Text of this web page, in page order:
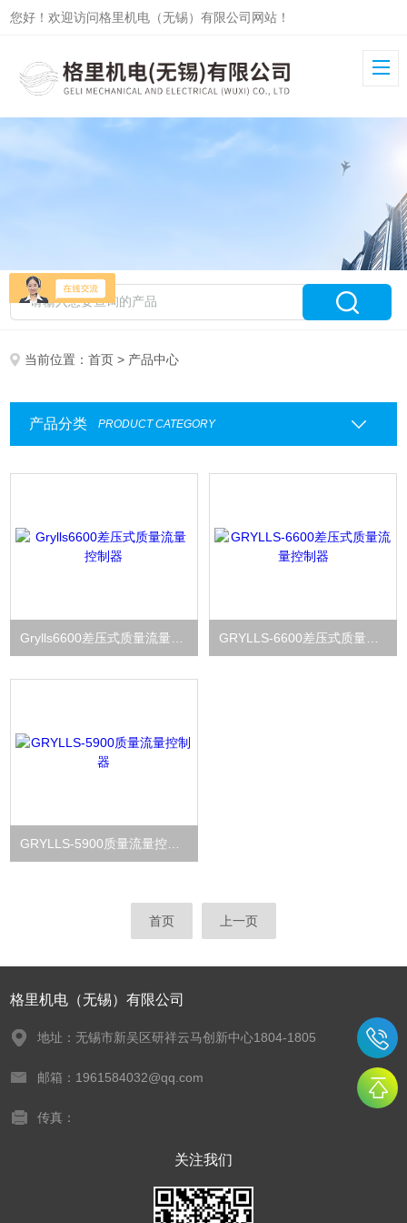
您好！欢迎访问格里机电（无锡）有限公司网站！
当前位置：首页 > 产品中心
产品分类 PRODUCT CATEGORY
首页 上一页
格里机电（无锡）有限公司
地址：无锡市新吴区研祥云马创新中心1804-1805
邮箱：1961584032@qq.com
传真：
关注我们